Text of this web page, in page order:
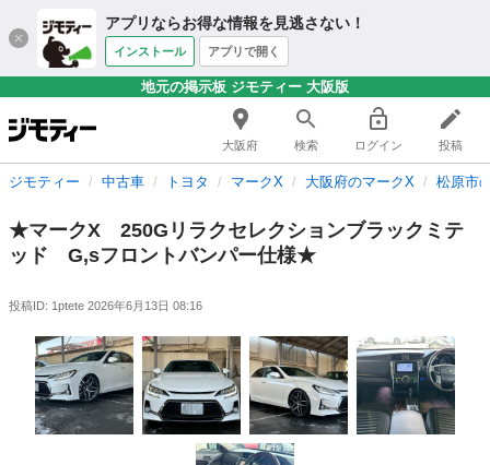
アプリならお得な情報を見逃さない！
インストール アプリで開く
地元の掲示板 ジモティー 大阪版
大阪府 検索 ログイン 投稿
ジモティー 中古車 トヨタ マークX 大阪府のマークX 松原市
★マークX 250Gリラクセレクションブラックミテ
ッド G,sフロントバンパー仕様★
投稿ID: 1ptete 2026年6月13日 08:16